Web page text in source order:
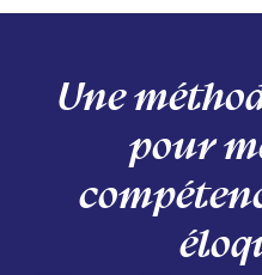
Une
pour